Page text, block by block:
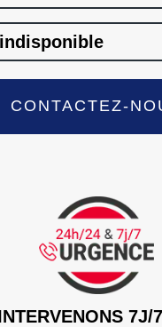
indisponible
CONTACTEZ-
7J/